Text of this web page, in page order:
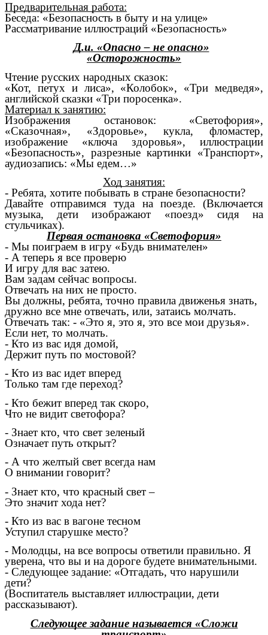
Предварительная работа:
Беседа: «Безопасность в быту и на улице»
Рассматривание иллюстраций «Безопасность»
Д.и. «Опасно – не опасно»
«Осторожность»
Чтение русских народных сказок:
«Кот, петух и лиса», «Колобок», «Три медведя»,
английской сказки «Три поросенка».
Материал к занятию:
Изображения остановок: «Светофория»,
«Сказочная», «Здоровье», кукла, фломастер,
изображение «ключа здоровья», иллюстрации
«Безопасность», разрезные картинки «Транспорт»,
аудиозапись: «Мы едем…»
Ход занятия:
- Ребята, хотите побывать в стране безопасности?
Давайте отправимся туда на поезде. (Включается
музыка, дети изображают «поезд» сидя на
стульчиках).
Первая остановка «Светофория»
- Мы поиграем в игру «Будь внимателен»
- А теперь я все проверю
И игру для вас затею.
Вам задам сейчас вопросы.
Отвечать на них не просто.
Вы должны, ребята, точно правила движенья знать,
дружно все мне отвечать, или, затаись молчать.
Отвечать так: - «Это я, это я, это все мои друзья».
Если нет, то молчать.
- Кто из вас идя домой,
Держит путь по мостовой?
- Кто из вас идет вперед
Только там где переход?
- Кто бежит вперед так скоро,
Что не видит светофора?
- Знает кто, что свет зеленый
Означает путь открыт?
- А что желтый свет всегда нам
О внимании говорит?
- Знает кто, что красный свет –
Это значит хода нет?
- Кто из вас в вагоне тесном
Уступил старушке место?
- Молодцы, на все вопросы ответили правильно. Я
уверена, что вы и на дороге будете внимательными.
- Следующее задание: «Отгадать, что нарушили
дети?
(Воспитатель выставляет иллюстрации, дети
рассказывают).
Следующее задание называется «Сложи